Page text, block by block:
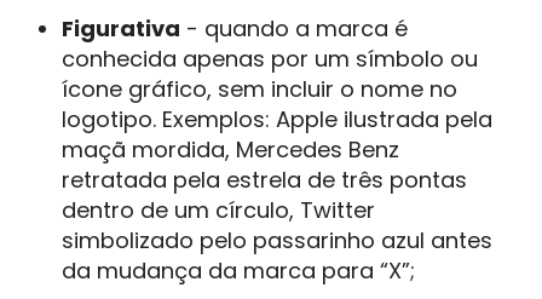
Figurativa - quando a marca é
conhecida apenas por um símbolo ou
ícone gráfico, sem incluir o nome no
logotipo. Exemplos: Apple ilustrada pela
maçã mordida, Mercedes Benz
retratada pela estrela de três pontas
dentro de um círculo, Twitter
simbolizado pelo passarinho azul antes
da mudança da marca para “X”;